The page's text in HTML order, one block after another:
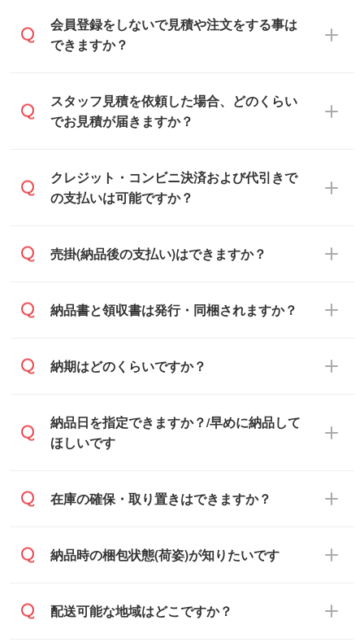
会員登録をしないで見積や注文をする事は
できますか？
可能です。見積・注文フォームにて『ゲス
トのまま進む』ボタンからお進みのうえ、
スタッフ見積を依頼した場合、どのくらい
でお見積が届きますか？
通常、翌営業日までにお送りしておりま
す。混雑状況によっては、お時間をいただ
翌営業日以降のご連絡となります。
クレジット・コンビニ決済および代引きで
の支払いは可能ですか？
銀行振込のみのご対応となります。
売掛(納品後の支払い)はできますか？
基本的には先入金をお願いしております
に対応可能です。
人様からご注文いただく場合でも、お支払
い元が学校や幼稚園・保育園であれば、同
す。
納品書と領収書は発行・同梱されますか？
納品書・領収書は ご依頼をいただいた場合
でお送りします。
原本の郵送をご希望の場合は、担当スタッ
備考欄』よりお知らせください。
納期はどのくらいですか？
・印刷する場合(500個程度)
ご入金、イメージ画像の校了から約2週間
・商品のみ注文する場合(サンプル購入を含
ます。
納期は商品や数量、印刷方法、ご納品場
納品日を指定できますか？/早めに納品して
ほしいです
ご希望の納期がある場合は、お問い合わ
在庫状況や印刷スケジュールを確認のう
短5営業日で出荷可能な商品もご用意してお
在庫の確保・取り置きはできますか？
ご入金確認後に在庫を確保し、注文確定の
ださい。
納品時の梱包状態(荷姿)が知りたいです
商品によって異なります。各ページにある
配送可能な地域はどこですか？